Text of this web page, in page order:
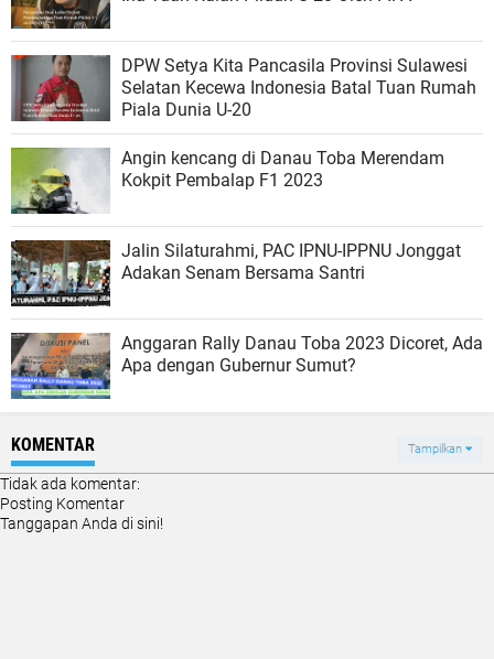
DPW Setya Kita Pancasila Provinsi Sulawesi
Selatan Kecewa Indonesia Batal Tuan Rumah
Piala Dunia U-20
Angin kencang di Danau Toba Merendam
Kokpit Pembalap F1 2023
Jalin Silaturahmi, PAC IPNU-IPPNU Jonggat
Adakan Senam Bersama Santri
Anggaran Rally Danau Toba 2023 Dicoret, Ada
Apa dengan Gubernur Sumut?
KOMENTAR Tampilkan
Tidak ada komentar:
Posting Komentar
Tanggapan Anda di sini!